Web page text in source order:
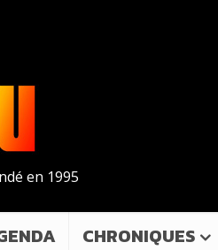
en 1995
CHRONIQUES